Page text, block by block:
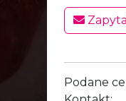
Podane